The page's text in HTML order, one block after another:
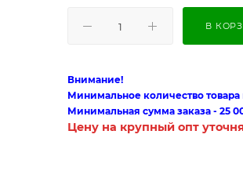
В
Внимание!
Минимальное количество товара
Минимальная сумма заказа - 25
Цену на крупный опт